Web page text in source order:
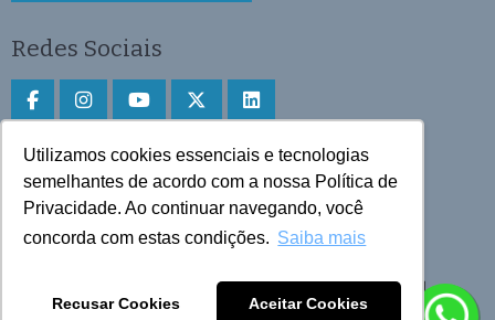
Utilizamos cookies essenciais e tecnologias
semelhantes de acordo com a nossa Política de
Privacidade. Ao continuar navegando, você
concorda com estas condições. Saiba mais
Recusar Cookies Aceitar Cookies
Redes Sociais
Faça download do aplicativo
Play Store e App Store
Todos os direitos reservados © 2025 Cruzeiro do Sul